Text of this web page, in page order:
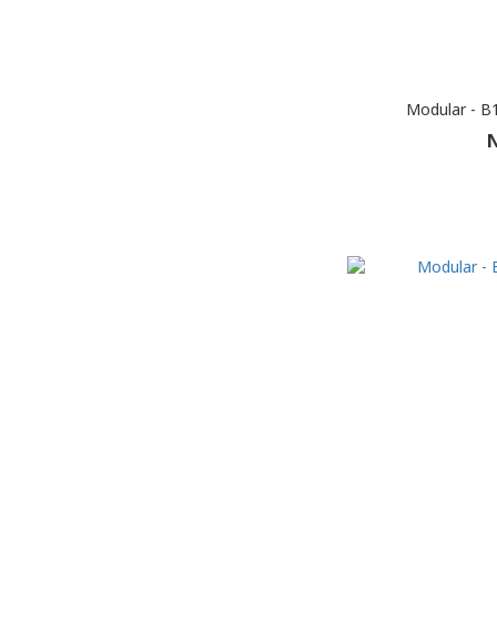
Modular -